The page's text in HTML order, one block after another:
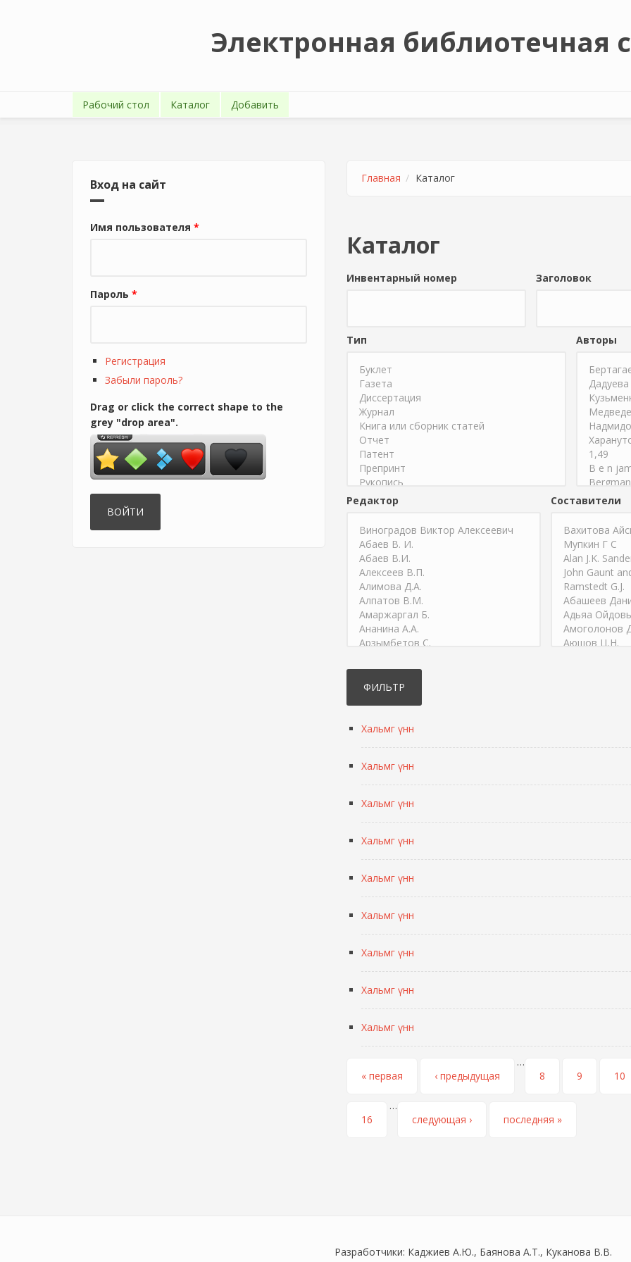
Электронная библиотечная
Рабочий стол Каталог Добавить
Вход на сайт
Имя пользователя *
Пароль *
Регистрация
Забыли пароль?
Drag or click the correct shape to the
grey "drop area".
Главная Каталог
Каталог
Инвентарный номер Заголовок
Тип Авторы
Редактор Составители
Хальмг үнн
Хальмг үнн
Хальмг үнн
Хальмг үнн
Хальмг үнн
Хальмг үнн
Хальмг үнн
Хальмг үнн
Хальмг үнн
Страницы
« первая ‹ предыдущая
…
8
9 10
16
…
следующая ›
последняя »
Разработчики: Каджиев А.Ю., Баянова А.Т., Куканова В.В.